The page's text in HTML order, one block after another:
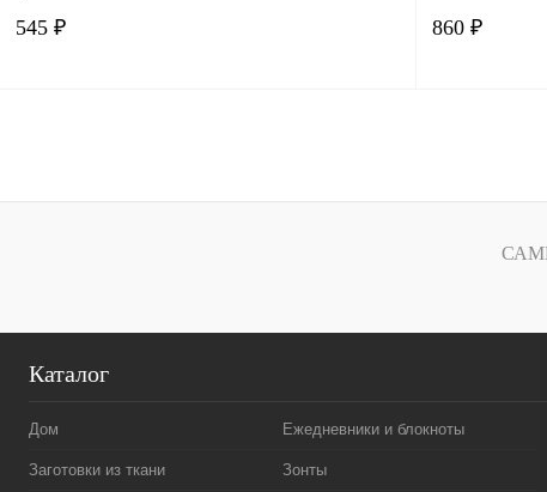
545 ₽ 860 ₽
Каталог
Дом Ежедневники и блокноты
Заготовки из ткани Зонты